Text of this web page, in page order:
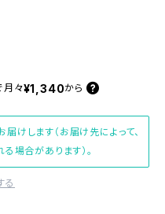
月々¥1,340から
けします（お届け先によって、
場合があります）。
る